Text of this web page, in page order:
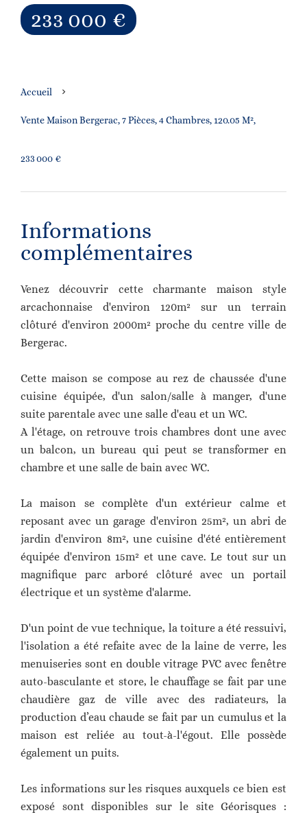
233 000 €
Accueil
Vente Maison Bergerac, 7 Pièces, 4 Chambres, 120.05 M²,
233 000 €
Informations
complémentaires
Venez découvrir cette charmante maison style
arcachonnaise d'environ 120m² sur un terrain
clôturé d'environ 2000m² proche du centre ville de
Bergerac.
Cette maison se compose au rez de chaussée d'une
cuisine équipée, d'un salon/salle à manger, d'une
suite parentale avec une salle d'eau et un WC.
A l'étage, on retrouve trois chambres dont une avec
un balcon, un bureau qui peut se transformer en
chambre et une salle de bain avec WC.
La maison se complète d'un extérieur calme et
reposant avec un garage d'environ 25m², un abri de
jardin d'environ 8m², une cuisine d'été entièrement
équipée d'environ 15m² et une cave. Le tout sur un
magnifique parc arboré clôturé avec un portail
électrique et un système d'alarme.
D'un point de vue technique, la toiture a été ressuivi,
l'isolation a été refaite avec de la laine de verre, les
menuiseries sont en double vitrage PVC avec fenêtre
auto-basculante et store, le chauffage se fait par une
chaudière gaz de ville avec des radiateurs, la
production d’eau chaude se fait par un cumulus et la
maison est reliée au tout-à-l'égout. Elle possède
également un puits.
Les informations sur les risques auxquels ce bien est
exposé sont disponibles sur le site Géorisques :